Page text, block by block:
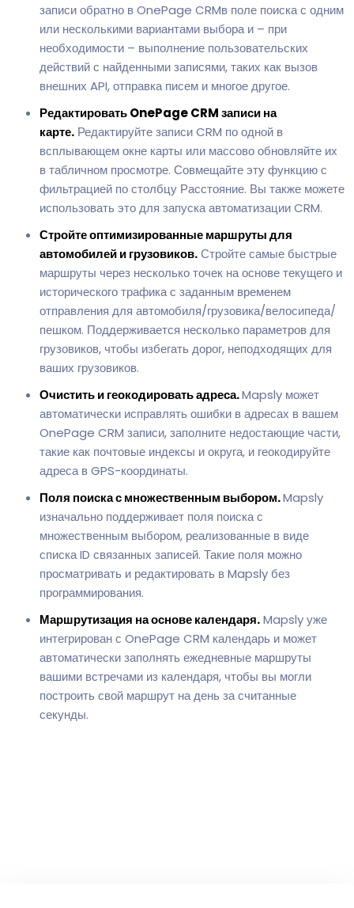
записи обратно в OnePage CRMв поле поиска с одним
или несколькими вариантами выбора и – при
необходимости – выполнение пользовательских
действий с найденными записями, таких как вызов
внешних API, отправка писем и многое другое.
Редактировать OnePage CRM записи на
карте. Редактируйте записи CRM по одной в
всплывающем окне карты или массово обновляйте их
в табличном просмотре. Совмещайте эту функцию с
фильтрацией по столбцу Расстояние. Вы также можете
использовать это для запуска автоматизации CRM.
Стройте оптимизированные маршруты для
автомобилей и грузовиков.Стройте самые быстрые
маршруты через несколько точек на основе текущего и
исторического трафика с заданным временем
отправления для автомобиля/грузовика/велосипеда/
пешком. Поддерживается несколько параметров для
грузовиков, чтобы избегать дорог, неподходящих для
ваших грузовиков.
Очистить и геокодировать адреса.Mapsly может
автоматически исправлять ошибки в адресах в вашем
OnePage CRM записи, заполните недостающие части,
такие как почтовые индексы и округа, и геокодируйте
адреса в GPS-координаты.
Поля поиска с множественным выбором.Mapsly
изначально поддерживает поля поиска с
множественным выбором, реализованные в виде
списка ID связанных записей. Такие поля можно
просматривать и редактировать в Mapsly без
программирования.
Маршрутизация на основе календаря.Mapsly уже
интегрирован с OnePage CRM календарь и может
автоматически заполнять ежедневные маршруты
вашими встречами из календаря, чтобы вы могли
построить свой маршрут на день за считанные
секунды.